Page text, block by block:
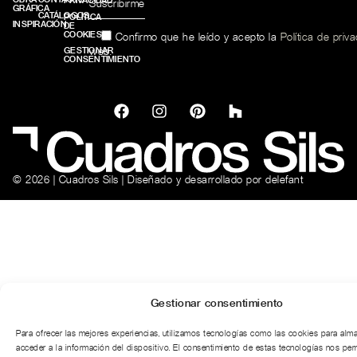
Gestionar consentimiento
Para ofrecer las mejores experiencias, utilizamos tecnologías como las cookies para
acceder a la información del dispositivo. El consentimiento de estas tecnologías nos
GRÁFICA
INSPIRACIÓN
CATÁLOGOS
POLÍTICA
DE
COOKIES
GESTIONAR
CONSENTIMIENTO
Confirmo que he leído y acepto la Política de
web.
© 2026 | Cuadros Sils | Diseñado y desarrollado por delefant